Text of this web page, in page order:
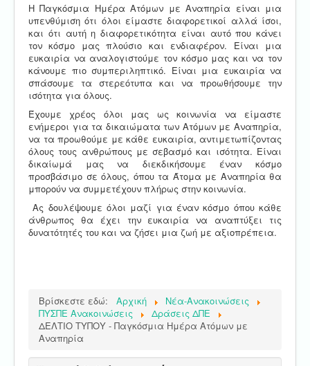
Η Παγκόσμια Ημέρα Ατόμων με Αναπηρία είναι μια
υπενθύμιση ότι όλοι είμαστε διαφορετικοί αλλά ίσοι,
και ότι αυτή η διαφορετικότητα είναι αυτό που κάνει
τον κόσμο μας πλούσιο και ενδιαφέρον. Είναι μια
ευκαιρία να αναλογιστούμε τον κόσμο μας και να τον
κάνουμε πιο συμπεριληπτικό. Είναι μια ευκαιρία να
σπάσουμε τα στερεότυπα και να προωθήσουμε την
ισότητα για όλους.
Έχουμε χρέος όλοι μας ως κοινωνία να είμαστε
ενήμεροι για τα δικαιώματα των Ατόμων με Αναπηρία,
να τα προωθούμε με κάθε ευκαιρία, αντιμετωπίζοντας
όλους τους ανθρώπους με σεβασμό και ισότητα. Είναι
δικαίωμά μας να διεκδικήσουμε έναν κόσμο
προσβάσιμο σε όλους, όπου τα Άτομα με Αναπηρία θα
μπορούν να συμμετέχουν πλήρως στην κοινωνία.
Ας δουλέψουμε όλοι μαζί για έναν κόσμο όπου κάθε
άνθρωπος θα έχει την ευκαιρία να αναπτύξει τις
δυνατότητές του και να ζήσει μια ζωή με αξιοπρέπεια.
Βρίσκεστε εδώ: Αρχική
Νέα-Ανακοινώσεις
ΠΥΣΠΕ Ανακοινώσεις
Δράσεις ΔΠΕ
ΔΕΛΤΙΟ ΤΥΠΟΥ - Παγκόσμια Ημέρα Ατόμων με
Αναπηρία